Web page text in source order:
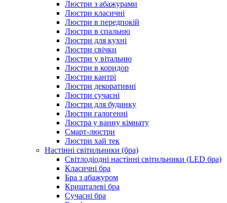
Люстри з абажурами
Люстри класичні
Люстри в передпокій
Люстри в спальню
Люстри для кухні
Люстри свічки
Люстри у вітальню
Люстри в коридор
Люстри кантрі
Люстри декоративні
Люстри сучасні
Люстри для будинку
Люстри галогенні
Люстра у ванну кімнату
Смарт-люстри
Люстри хай тек
Настінні світильники (бра)
Світлодіодні настінні світильники (LED бра)
Класичні бра
Бра з абажуром
Кришталеві бра
Сучасні бра